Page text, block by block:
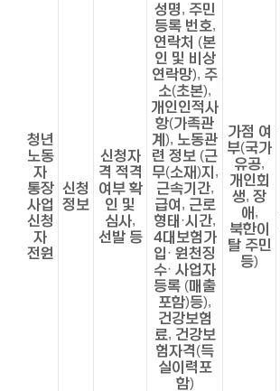
청년
노동
자
통장
사업
신청
자
전원
신청
정보
신청자
격 적격
여부 확
인 및
심사,
선발 등
성명, 주민
등록 번호,
연락처 (본
인 및 비상
연락망), 주
소(초본),
개인인적사
항(가족관
계), 노동관
련 정보 (근
무(소재)지,
근속기간,
급여, 근로
형태·시간,
4대보험가
입· 원천징
수· 사업자
등록 (매출
포함)등),
건강보험
료, 건강보
험자격(득
실이력포
함)
가점 여
부(국가
유공,
개인회
생, 장
애,
북한이
탈 주민
등)